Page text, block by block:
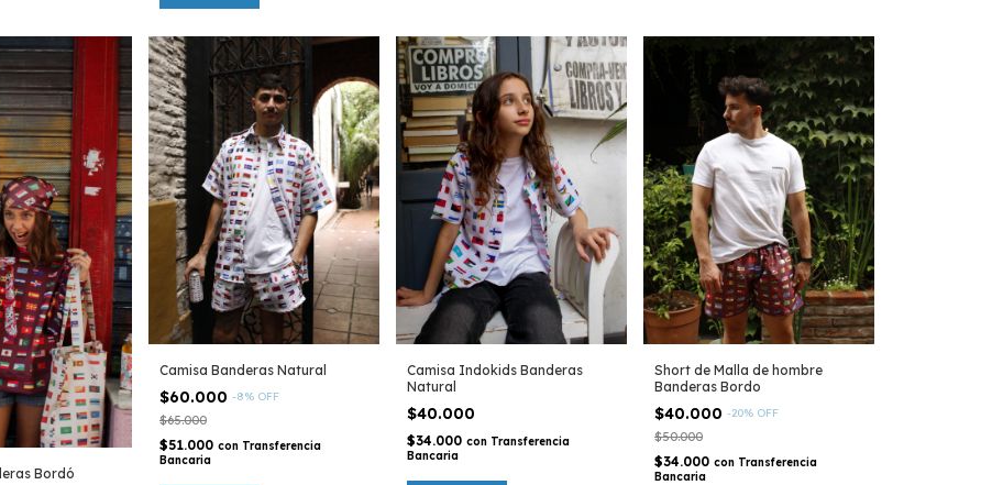
Bordó
Camisa Banderas Natural
$60.000 -8% OFF
$65.000
$51.000 con Transferencia
Bancaria
Camisa Indokids Banderas
Natural
$40.000
$34.000 con Transferencia
Bancaria
Short de Malla de hombre
Banderas Bordo
$40.000 -20% OFF
$50.000
$34.000 con Transferencia
Bancaria